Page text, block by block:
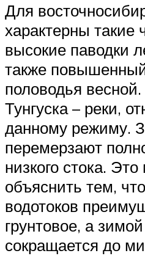
Для
характерны такие
высокие паводки
также
половодья
Тунгуска – реки,
данному режиму.
перемерзают
низкого стока.
объяснить тем,
водотоков
грунтовое, а
сокращается до